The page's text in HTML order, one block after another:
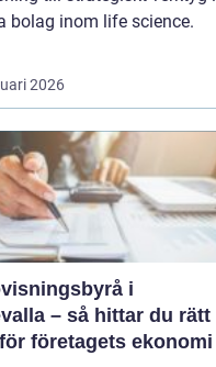
bolag inom life science.
2026
i
– så hittar du rätt
företagets ekonomi